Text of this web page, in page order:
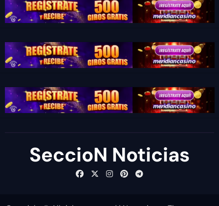
SeccioN Noticias